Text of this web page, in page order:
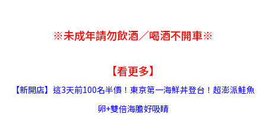
※未成年請勿飲酒／喝酒不開車※
【看更多】
【新開店】這3天前100名半價！東京第一海鮮丼登台！超澎派鮭魚
卵+雙倍海膽好吸睛